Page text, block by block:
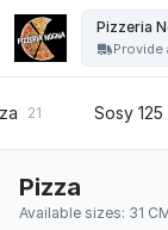
Pizzeria
Provide
21 Sosy 125
Pizza
Available sizes: 31